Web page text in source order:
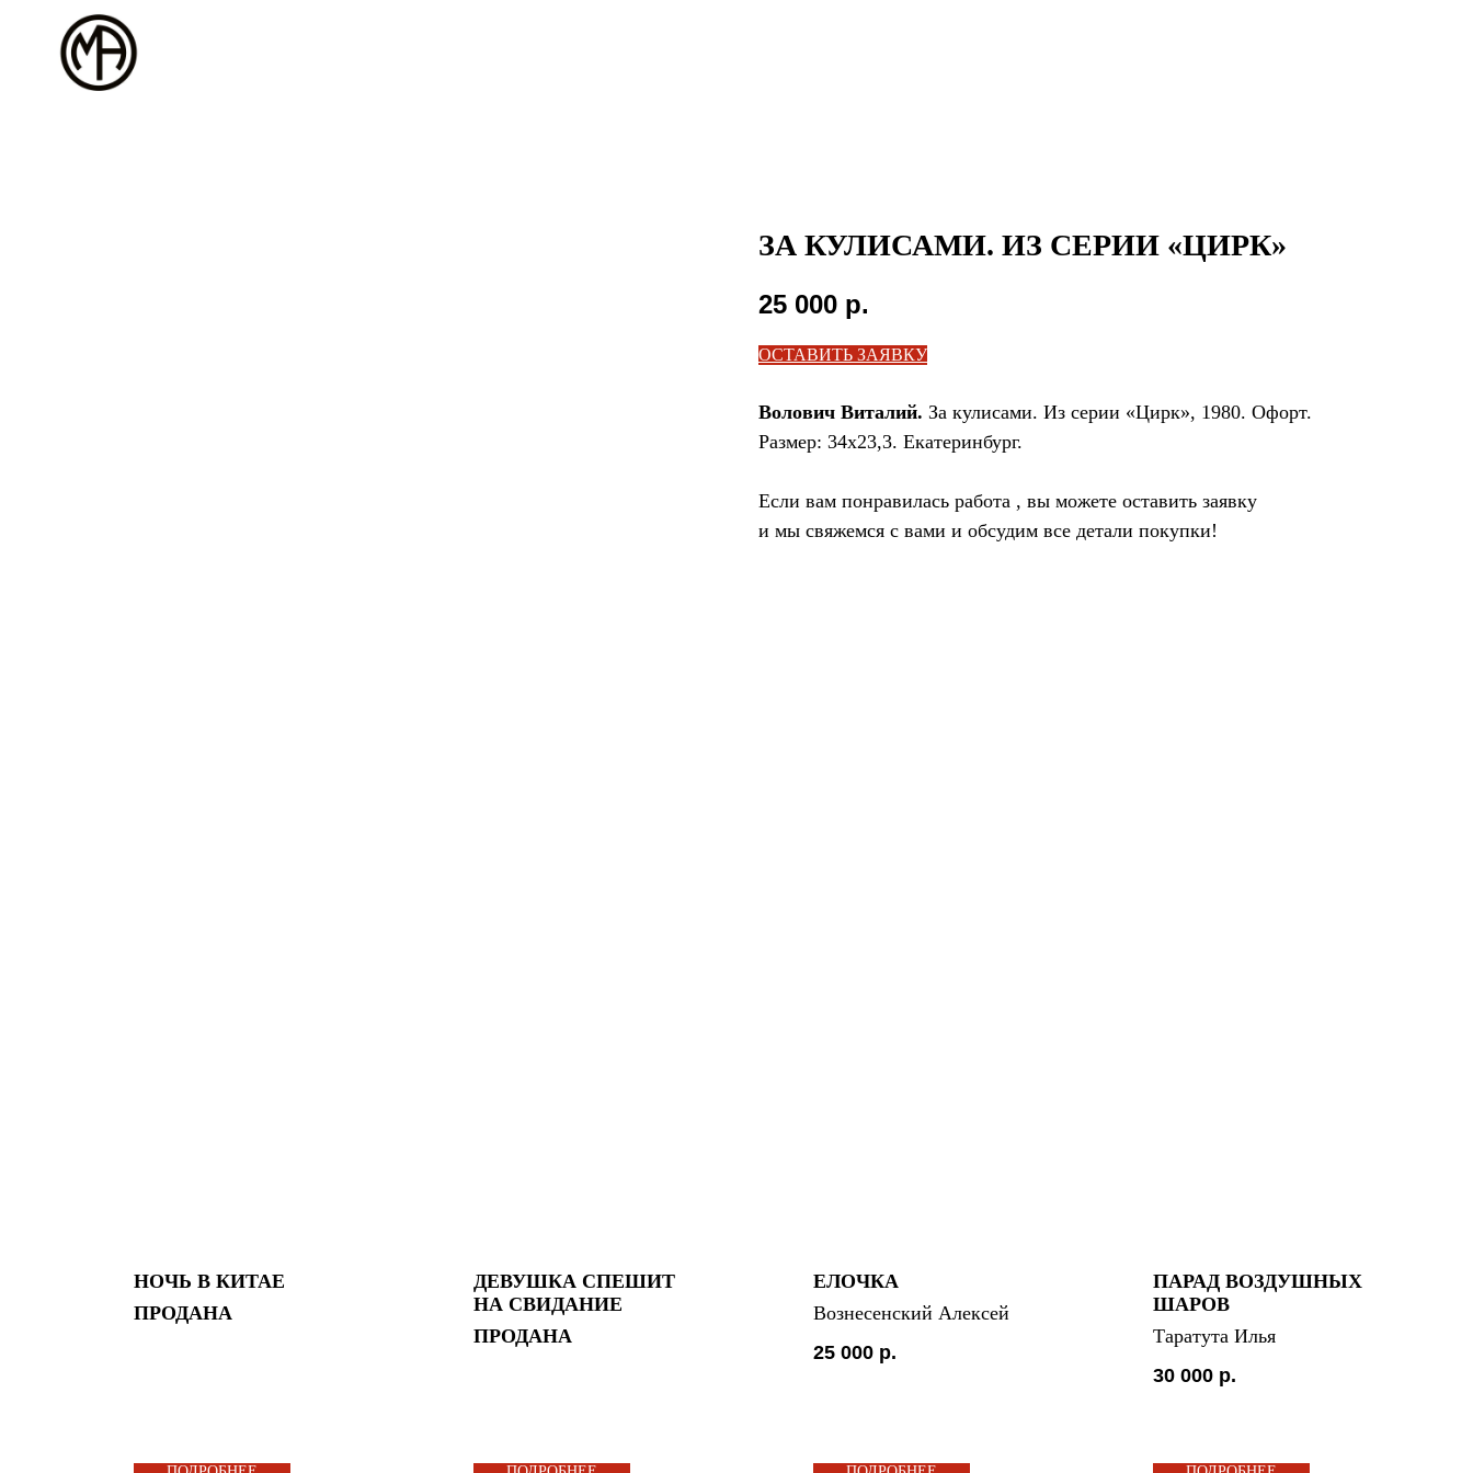
ЗА КУЛИСАМИ. ИЗ СЕРИИ «ЦИРК»
25 000 р.
ОСТАВИТЬ ЗАЯВКУ
Волович Виталий. За кулисами. Из серии «Цирк», 1980. Офорт.
Размер: 34х23,3. Екатеринбург.
Если вам понравилась работа , вы можете оставить заявку
и мы свяжемся с вами и обсудим все детали покупки!
НОЧЬ В КИТАЕ
ПРОДАНА
ДЕВУШКА СПЕШИТ
НА СВИДАНИЕ
ПРОДАНА
ЕЛОЧКА
Вознесенский Алексей
25 000 р.
ПАРАД ВОЗДУШНЫХ
ШАРОВ
Таратута Илья
30 000 р.